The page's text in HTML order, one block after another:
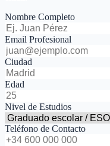
Nombre Completo
Email Profesional
Ciudad
Edad
Nivel de Estudios
Teléfono de Contacto